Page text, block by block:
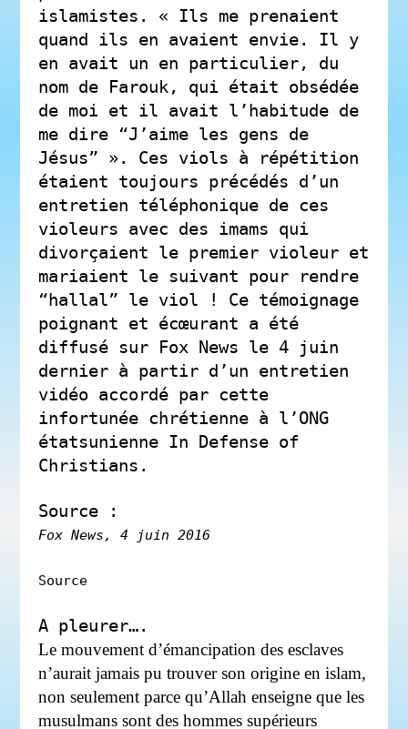
islamistes. « Ils me prenaient
quand ils en avaient envie. Il y
en avait un en particulier, du
nom de Farouk, qui était obsédée
de moi et il avait l’habitude de
me dire “J’aime les gens de
Jésus” ». Ces viols à répétition
étaient toujours précédés d’un
entretien téléphonique de ces
violeurs avec des imams qui
divorçaient le premier violeur et
mariaient le suivant pour rendre
“hallal” le viol ! Ce témoignage
poignant et écœurant a été
diffusé sur Fox News le 4 juin
dernier à partir d’un entretien
vidéo accordé par cette
infortunée chrétienne à l’ONG
étatsunienne In Defense of
Christians.
Source :
Fox News , 4 juin 2016
Source
A pleurer….
Le mouvement d’émancipation des esclaves
n’aurait jamais pu trouver son origine en islam,
non seulement parce qu’Allah enseigne que les
musulmans sont des hommes supérieurs